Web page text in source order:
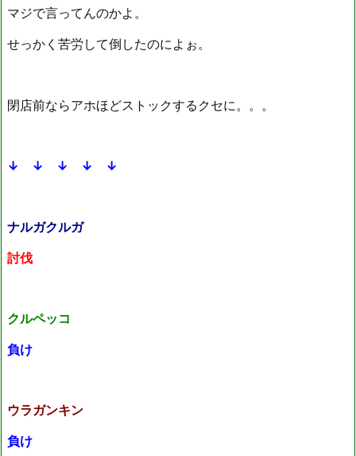
マジで言ってんのかよ。
せっかく苦労して倒したのによぉ。
閉店前ならアホほどストックするクセに。。。
↓ ↓ ↓ ↓ ↓
ナルガクルガ
討伐
クルペッコ
負け
ウラガンキン
負け